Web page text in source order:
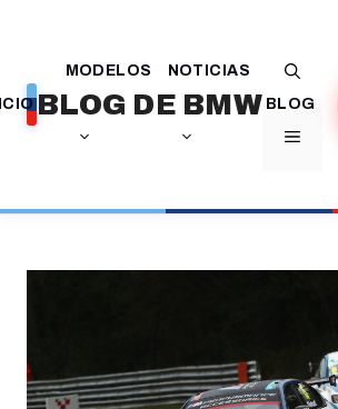
contenido
BLOG DE BMW
MENÚ
MODELOS
NOTICIAS
BLOG